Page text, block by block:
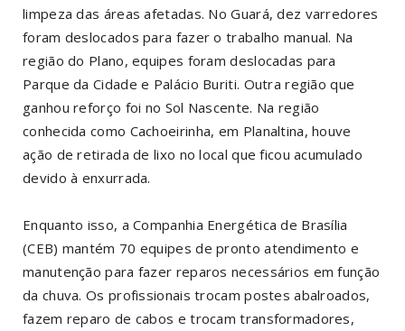
limpeza das áreas afetadas. No Guará, dez varredores
foram deslocados para fazer o trabalho manual. Na
região do Plano, equipes foram deslocadas para
Parque da Cidade e Palácio Buriti. Outra região que
ganhou reforço foi no Sol Nascente. Na região
conhecida como Cachoeirinha, em Planaltina, houve
ação de retirada de lixo no local que ficou acumulado
devido à enxurrada.
Enquanto isso, a Companhia Energética de Brasília
(CEB) mantém 70 equipes de pronto atendimento e
manutenção para fazer reparos necessários em função
da chuva. Os profissionais trocam postes abalroados,
fazem reparo de cabos e trocam transformadores,